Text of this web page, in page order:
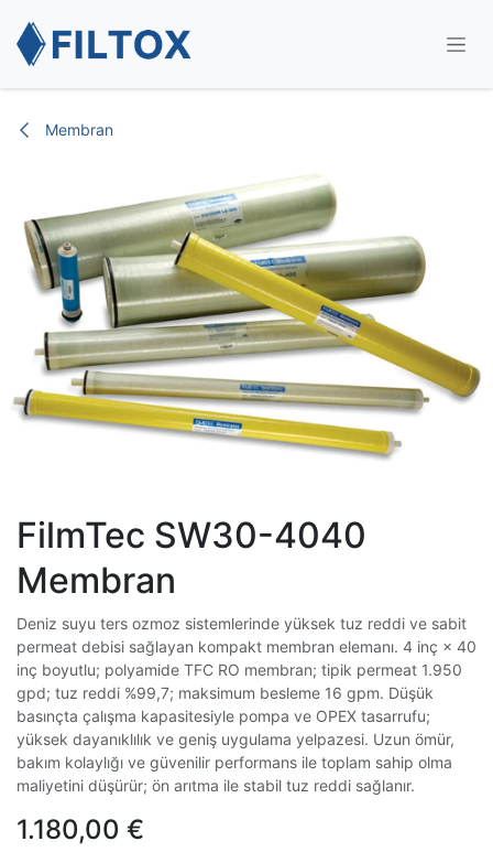
Membran
FilmTec SW30-4040
Membran
Deniz suyu ters ozmoz sistemlerinde yüksek tuz reddi ve sabit
permeat debisi sağlayan kompakt membran elemanı. 4 inç × 40
inç boyutlu; polyamide TFC RO membran; tipik permeat 1.950
gpd; tuz reddi %99,7; maksimum besleme 16 gpm. Düşük
basınçta çalışma kapasitesiyle pompa ve OPEX tasarrufu;
yüksek dayanıklılık ve geniş uygulama yelpazesi. Uzun ömür,
bakım kolaylığı ve güvenilir performans ile toplam sahip olma
maliyetini düşürür; ön arıtma ile stabil tuz reddi sağlanır.
1.180,00 €